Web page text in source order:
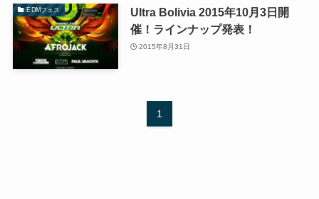
EDMフェス
Ultra Bolivia 2015年10月3日開
催！ラインナップ発表！
2015年8月31日
1